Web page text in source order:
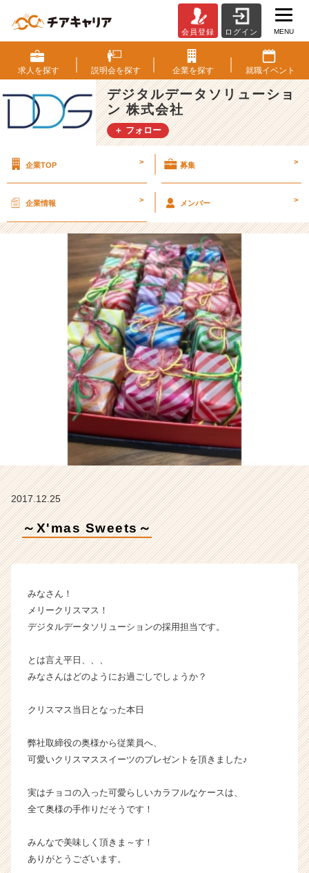
X'm
a
s
S
w
e
e
～
タ
ル
デ
ー
タ
ソ
リ
ュ
ー
シ
ョ
ン
株
式
社
の
イ
ー・
企
か
カ
ウ
が
届
活
サ
会員登録 ログイン MENU
求人を探す 説明会を探す 企業を探す 就職イベント
デジタルデータソリューショ
ン 株式会社
＋ フォロー
企業TOP > 募集 >
企業情報 > メンバー >
2017.12.25
～X'mas Sweets～
みなさん！
メリークリスマス！
デジタルデータソリューションの採用担当です。
とは言え平日、、、
みなさんはどのようにお過ごしでしょうか？
クリスマス当日となった本日
弊社取締役の奥様から従業員へ、
可愛いクリスマススイーツのプレゼントを頂きました♪
実はチョコの入った可愛らしいカラフルなケースは、
全て奥様の手作りだそうです！
みんなで美味しく頂きま～す！
ありがとうございます。